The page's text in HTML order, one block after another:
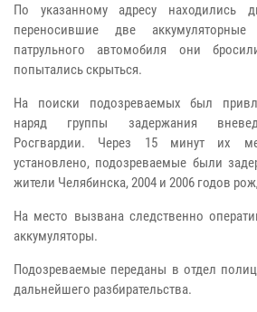
По указанному адресу находились
переносившие две
патрульного автомобиля они
попытались скрыться.
На поиски подозреваемых был
наряд группы задержания
Росгвардии. Через 15 минут их
установлено, подозреваемые были
жители Челябинска, 2004 и 2006 годов
На место вызвана следственно
аккумуляторы.
Подозреваемые переданы в отдел
дальнейшего разбирательства.